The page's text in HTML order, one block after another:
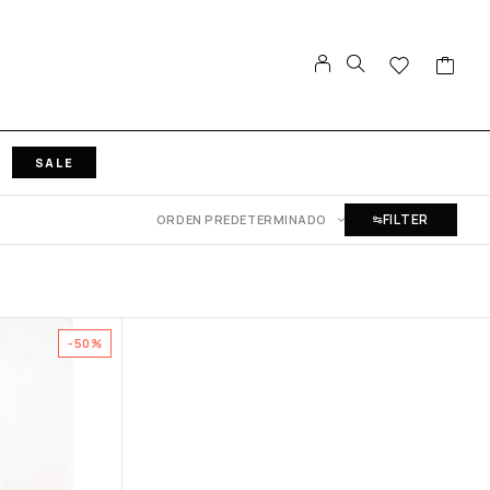
SALE
ORDEN PREDETERMINADO FILTER
-50%